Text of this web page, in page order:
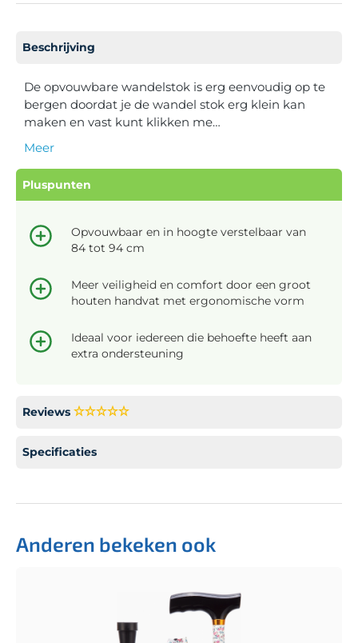
Beschrijving
De opvouwbare wandelstok is erg eenvoudig op te
bergen doordat je de wandel stok erg klein kan
maken en vast kunt klikken me…
Meer
Pluspunten
Opvouwbaar en in hoogte verstelbaar van
84 tot 94 cm
Meer veiligheid en comfort door een groot
houten handvat met ergonomische vorm
Ideaal voor iedereen die behoefte heeft aan
extra ondersteuning
Reviews
Specificaties
Anderen bekeken ook